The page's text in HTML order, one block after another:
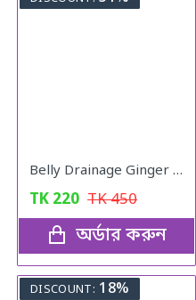
Belly Drainage Ginger Essential Oil
TK 220 TK450
অর্ডার করুন
DISCOUNT: 18%